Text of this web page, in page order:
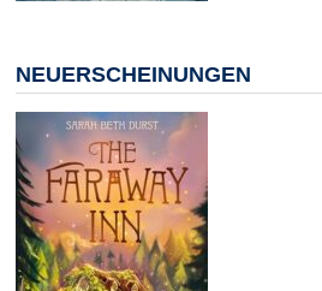
NEUERSCHEINUNGEN